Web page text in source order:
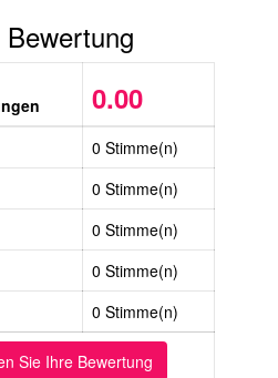
0.00
0 Stimme(n)
0 Stimme(n)
0 Stimme(n)
0 Stimme(n)
0 Stimme(n)
Sie Ihre Bewertung